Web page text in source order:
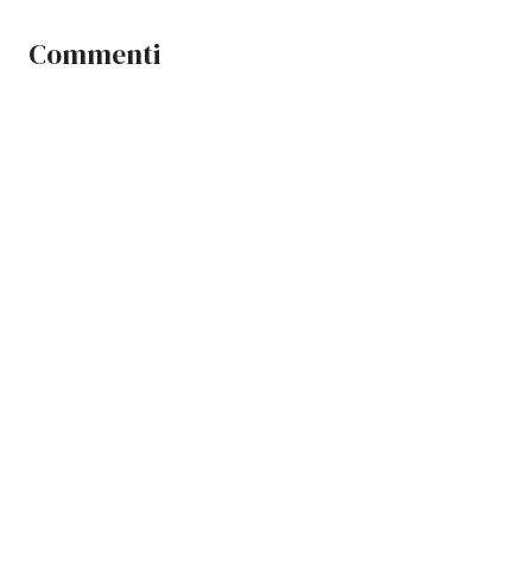
Commenti